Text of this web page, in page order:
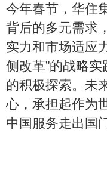
今年春节，华住
背后的多元需求
实力和市场适应
侧改革”的战略
的积极探索。未
心，承担起作为
中国服务走出国